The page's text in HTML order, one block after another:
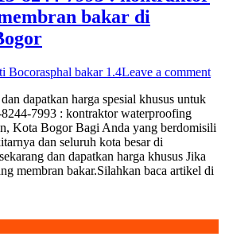
bakar di
Bocorasphal bakar 1.4Leave a comment
dapatkan harga spesial khusus untuk
7993 : kontraktor waterproofing
Kota Bogor Bagi Anda yang berdomisili
dan seluruh kota besar di
dan dapatkan harga khusus Jika
membran bakar.Silahkan baca artikel di